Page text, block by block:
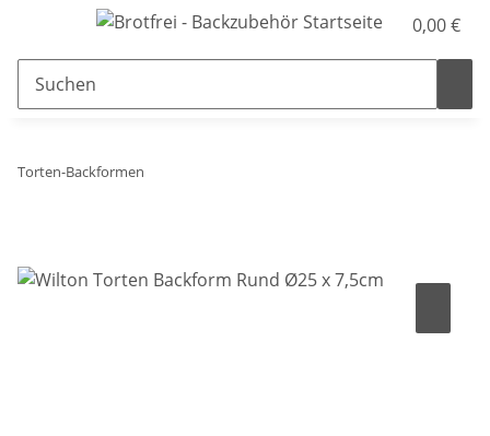
0,00 €
Torten-Backformen